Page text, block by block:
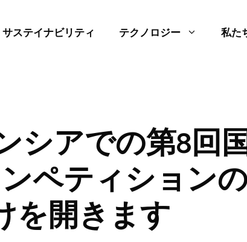
サステイナビリティ テクノロジー 私た
シアでの第8回
ペティション
を開きます